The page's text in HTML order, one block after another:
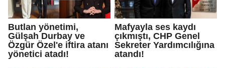
Butlan yönetimi,
Gülşah Durbay ve
Özgür Özel'e iftira atanı
yönetici atadı!
Mafyayla ses kaydı
çıkmıştı, CHP Genel
Sekreter Yardımcılığına
atandı!